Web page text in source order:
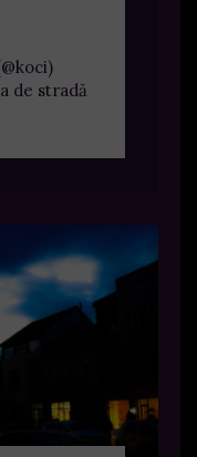
de stradă